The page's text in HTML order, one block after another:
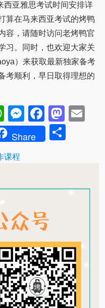
西亚雅思考试时间安排详
算在马来西亚考试的烤鸭
容，请随时访问老烤鸭官
习。同时，也欢迎大家关
）来获取最新独家备考
考顺利，早日取得理想的
WhatsApp
Messenger
Share